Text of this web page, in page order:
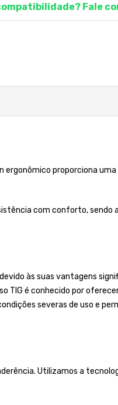
Fale
proporciona
com conforto, sendo
às suas vantagens
TIG é conhecido por
severas de uso e
Utilizamos a